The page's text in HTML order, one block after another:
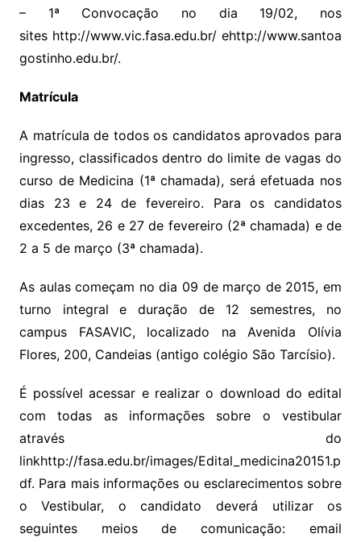
– 1ª Convocação no dia 19/02, nos
sites http://www.vic.fasa.edu.br/ ehttp://www.santoa
gostinho.edu.br/.
Matrícula
A matrícula de todos os candidatos aprovados para
ingresso, classificados dentro do limite de vagas do
curso de Medicina (1ª chamada), será efetuada nos
dias 23 e 24 de fevereiro. Para os candidatos
excedentes, 26 e 27 de fevereiro (2ª chamada) e de
2 a 5 de março (3ª chamada).
As aulas começam no dia 09 de março de 2015, em
turno integral e duração de 12 semestres, no
campus FASAVIC, localizado na Avenida Olívia
Flores, 200, Candeias (antigo colégio São Tarcísio).
É possível acessar e realizar o download do edital
com todas as informações sobre o vestibular
através do
linkhttp://fasa.edu.br/images/Edital_medicina20151.p
df. Para mais informações ou esclarecimentos sobre
o Vestibular, o candidato deverá utilizar os
seguintes meios de comunicação: email